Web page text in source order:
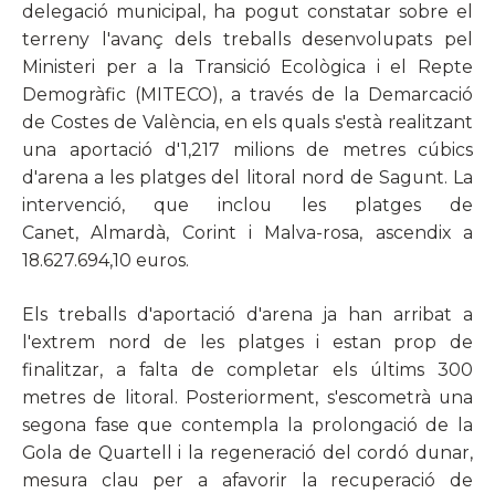
delegació municipal, ha pogut constatar sobre el
terreny l'avanç dels treballs desenvolupats pel
Ministeri per a la Transició Ecològica i el Repte
Demogràfic (MITECO), a través de la Demarcació
de Costes de València, en els quals s'està realitzant
una aportació d'1,217 milions de metres cúbics
d'arena a les platges del litoral nord de Sagunt. La
intervenció, que inclou les platges de
Canet, Almardà, Corint i Malva-rosa, ascendix a
18.627.694,10 euros.
Els treballs d'aportació d'arena ja han arribat a
l'extrem nord de les platges i estan prop de
finalitzar, a falta de completar els últims 300
metres de litoral. Posteriorment, s'escometrà una
segona fase que contempla la prolongació de la
Gola de Quartell i la regeneració del cordó dunar,
mesura clau per a afavorir la recuperació de